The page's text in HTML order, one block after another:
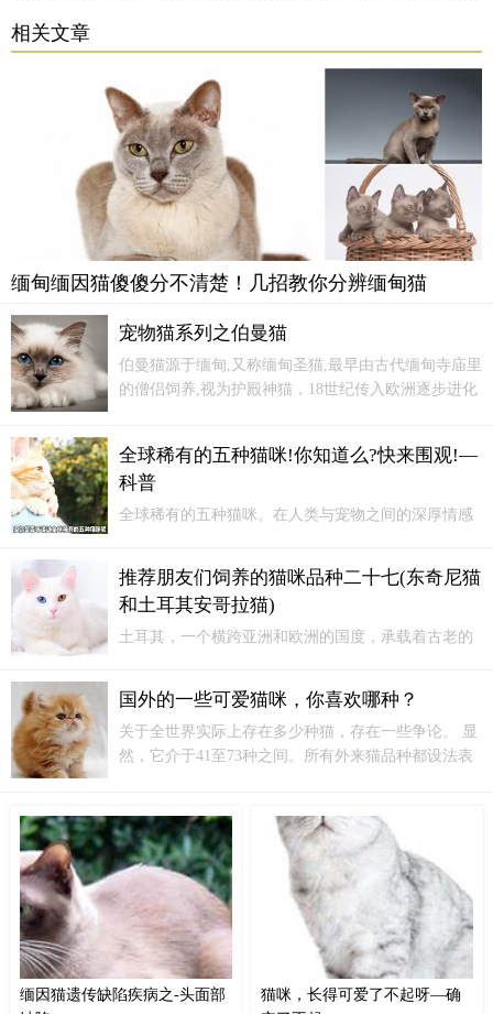
相关文章
缅甸缅因猫傻傻分不清楚！几招教你分辨缅甸猫
宠物猫系列之伯曼猫
伯曼猫源于缅甸,又称缅甸圣猫,最早由古代缅甸寺庙里
的僧侣饲养,视为护殿神猫，18世纪传入欧洲逐步进化
四爪为白色。
全球稀有的五种猫咪!你知道么?快来围观!—
科普
全球稀有的五种猫咪。在人类与宠物之间的深厚情感
咪？今天就让我们一起来围观这些稀有而神秘的小可
爱们。·一、云豹猫。
推荐朋友们饲养的猫咪品种二十七(东奇尼猫
和土耳其安哥拉猫)
土耳其，一个横跨亚洲和欧洲的国度，承载着古老的
了一些独特的猫咪品种。一百年前，土耳其的安哥拉
猫被引入欧洲，当时它们被错认为是波斯猫，没有被
视为独立的品种。
国外的一些可爱猫咪，你喜欢哪种？
关于全世界实际上存在多少种猫，存在一些争论。 显
然，它介于41至73种之间。所有外来猫品种都设法表
丝般的皮毛外套，即可为您带来无尽的欢乐。
缅因猫遗传缺陷疾病之-头面部
猫咪，长得可爱了不起呀—确